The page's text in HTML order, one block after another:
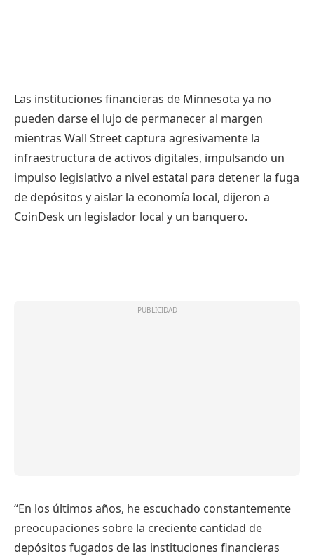
Las instituciones financieras de Minnesota ya no
pueden darse el lujo de permanecer al margen
mientras Wall Street captura agresivamente la
infraestructura de activos digitales, impulsando un
impulso legislativo a nivel estatal para detener la fuga
de depósitos y aislar la economía local, dijeron a
CoinDesk un legislador local y un banquero.
“En los últimos años, he escuchado constantemente
preocupaciones sobre la creciente cantidad de
depósitos fugados de las instituciones financieras